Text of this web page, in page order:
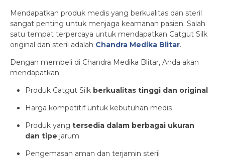
Mendapatkan produk medis yang berkualitas dan steril
sangat penting untuk menjaga keamanan pasien. Salah
satu tempat terpercaya untuk mendapatkan Catgut Silk
original dan steril adalah Chandra Medika Blitar.
Dengan membeli di Chandra Medika Blitar, Anda akan
mendapatkan:
Produk Catgut Silk berkualitas tinggi dan original
Harga kompetitif untuk kebutuhan medis
Produk yang tersedia dalam berbagai ukuran
dan tipe jarum
Pengemasan aman dan terjamin steril